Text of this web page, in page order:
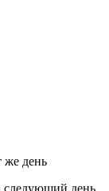
же день
следующий день